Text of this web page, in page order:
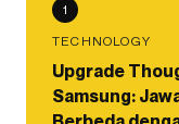
1
TECHNOLOGY
Upgrade
Samsung: